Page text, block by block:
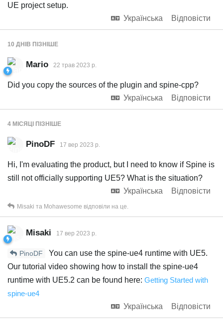
UE project setup.
Українська
Відповісти
10 ДНІВ ПІЗНІШЕ
Mario 22 трав 2023 р.
Did you copy the sources of the plugin and spine-cpp?
Українська
Відповісти
4 МІСЯЦІ ПІЗНІШЕ
PinoDF 17 вер 2023 р.
Hi, I'm evaluating the product, but I need to know if Spine is
still not officially supporting UE5? What is the situation?
Українська
Відповісти
Misaki та Mohawesome відповіли на це.
Misaki 17 вер 2023 р.
PinoDF
You can use the spine-ue4 runtime with UE5.
Our tutorial video showing how to install the spine-ue4
runtime with UE5.2 can be found here: Getting Started with
spine-ue4
Українська
Відповісти